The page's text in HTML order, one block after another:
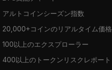
アルトコインシーズン指数
20,000+コインのリアルタイム価格
100以上のエクスプローラー
400以上のトークンリスクレポート